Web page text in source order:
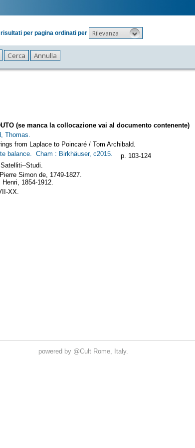
risultati per pagina ordinati per Rilevanza
powered by @Cult Rome, Italy.